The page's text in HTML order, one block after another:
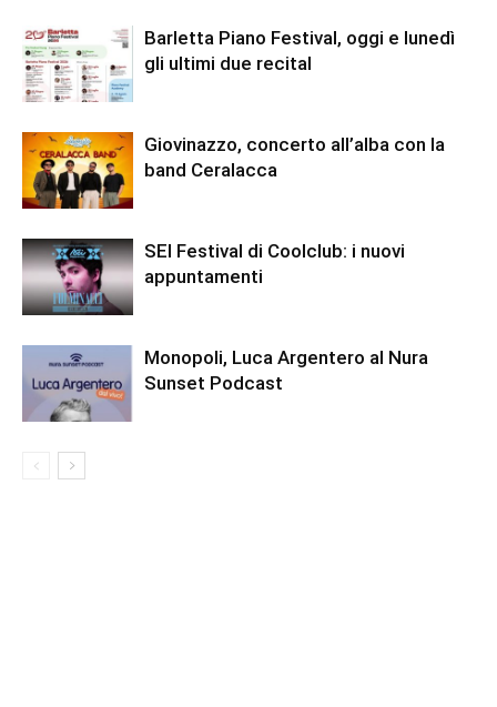
Barletta Piano Festival, oggi e lunedì
gli ultimi due recital
Giovinazzo, concerto all’alba con la
band Ceralacca
SEI Festival di Coolclub: i nuovi
appuntamenti
Monopoli, Luca Argentero al Nura
Sunset Podcast